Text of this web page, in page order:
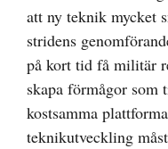
att ny teknik mycket
stridens
på kort tid få militär
skapa förmågor som
kostsamma
teknikutveckling